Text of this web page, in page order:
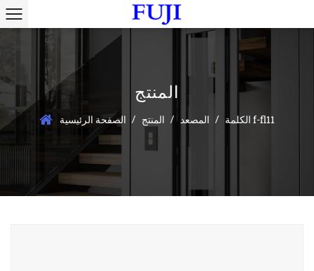
المنتج
الصفحة الرئيسية / المنتج / المصعد / الكلمة f-fl11